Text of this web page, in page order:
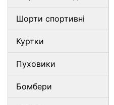
Шорти спортивні
Куртки
Пуховики
Бомбери